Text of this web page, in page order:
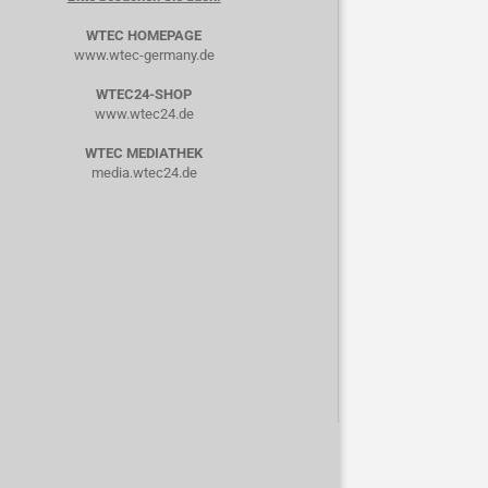
WTEC HOMEPAGE
www.wtec-germany.de
WTEC24-SHOP
www.wtec24.de
WTEC MEDIATHEK
media.wtec24.de